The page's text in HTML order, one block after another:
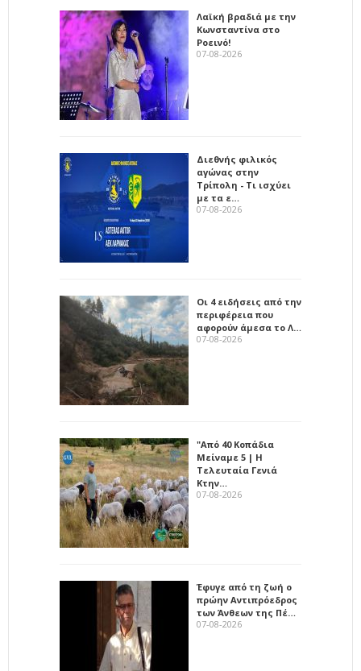
Λαϊκή βραδιά με την
Κωνσταντίνα στο
Ροεινό!
07-08-2026
Διεθνής φιλικός
αγώνας στην
Τρίπολη - Τι ισχύει
με τα ε…
07-08-2026
Οι 4 ειδήσεις από την
περιφέρεια που
αφορούν άμεσα το Λ…
07-08-2026
"Από 40 Κοπάδια
Μείναμε 5 | Η
Τελευταία Γενιά
Κτην…
07-08-2026
Έφυγε από τη ζωή ο
πρώην Αντιπρόεδρος
των Άνθεων της Πέ…
07-08-2026